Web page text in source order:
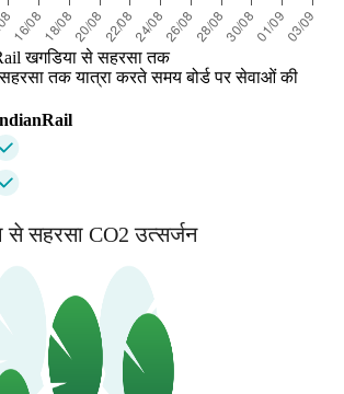
खगडिया से सहरसा तक
सहरसा तक यात्रा करते समय बोर्ड पर सेवाओं की
से सहरसा CO2 उत्सर्जन